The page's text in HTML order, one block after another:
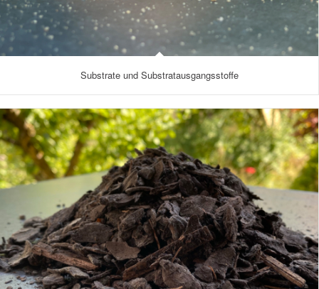
Substrate und Substratausgangsstoffe